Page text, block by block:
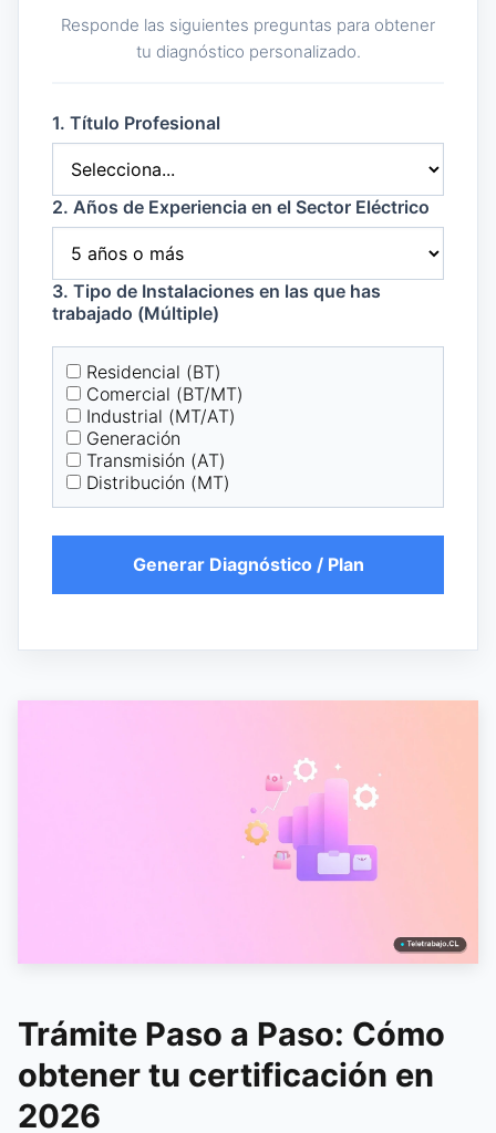
Responde las siguientes preguntas para obtener
tu diagnóstico personalizado.
1. Título Profesional
2. Años de Experiencia en el Sector Eléctrico
3. Tipo de Instalaciones en las que has
trabajado (Múltiple)
Residencial (BT)
Comercial (BT/MT)
Industrial (MT/AT)
Generación
Transmisión (AT)
Distribución (MT)
Generar Diagnóstico / Plan
Trámite Paso a Paso: Cómo
obtener tu certificación en
2026